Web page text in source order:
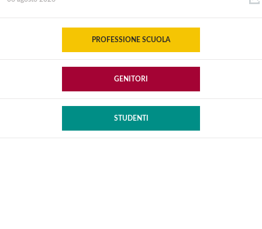
PROFESSIONE SCUOLA
GENITORI
STUDENTI